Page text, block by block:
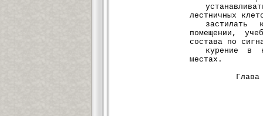
лестничных
помещении,
состава по
курение в
местах.